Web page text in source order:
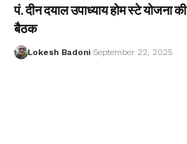
पं. दीन दयाल उपाध्याय होम स्टे योजना
बैठक
Lokesh Badoni September 22, 2025